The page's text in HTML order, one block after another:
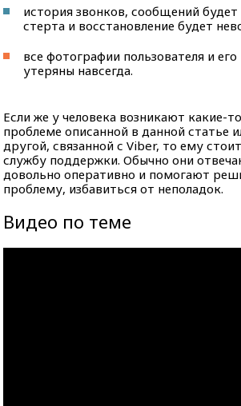
история звонков, сообщений будет
стерта и восстановление будет
все фотографии пользователя и
утеряны навсегда.
Если же у человека возникают какие-
проблеме описанной в данной статье
другой, связанной с Viber, то ему
службу поддержки. Обычно они
довольно оперативно и помогают
проблему, избавиться от неполадок.
Видео по теме